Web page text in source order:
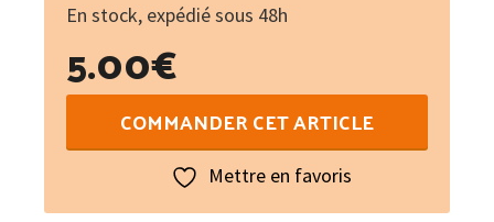
En stock, expédié sous 48h
5.00€
de
COMMANDER CET ARTICLE
Mettre en favoris